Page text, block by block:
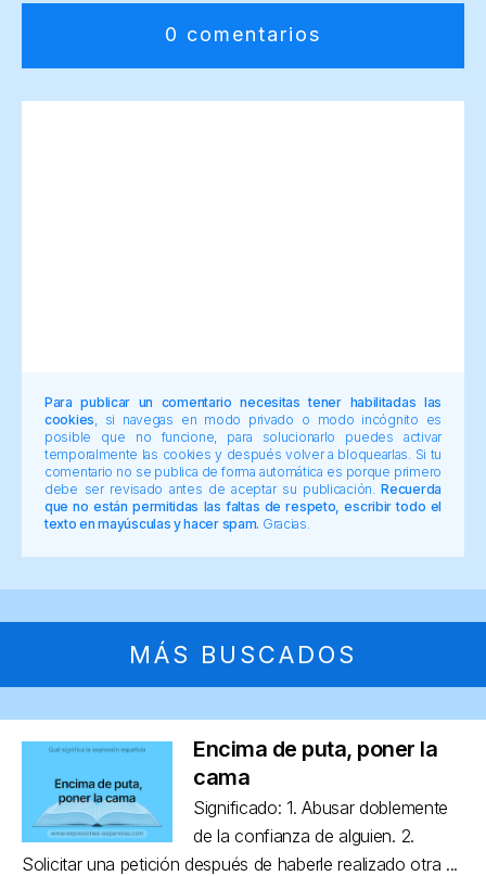
0 comentarios
Para publicar un comentario necesitas tener habilitadas las
cookies , si navegas en modo privado o modo incógnito es
posible que no funcione, para solucionarlo puedes activar
temporalmente las cookies y después volver a bloquearlas. Si tu
comentario no se publica de forma automática es porque primero
debe ser revisado antes de aceptar su publicación.Recuerda
que no están permitidas las faltas de respeto, escribir todo el
texto en mayúsculas y hacer spam. Gracias.
MÁS BUSCADOS
Encima de puta, poner la
cama
Significado: 1. Abusar doblemente
de la confianza de alguien. 2.
Solicitar una petición después de haberle realizado otra ...